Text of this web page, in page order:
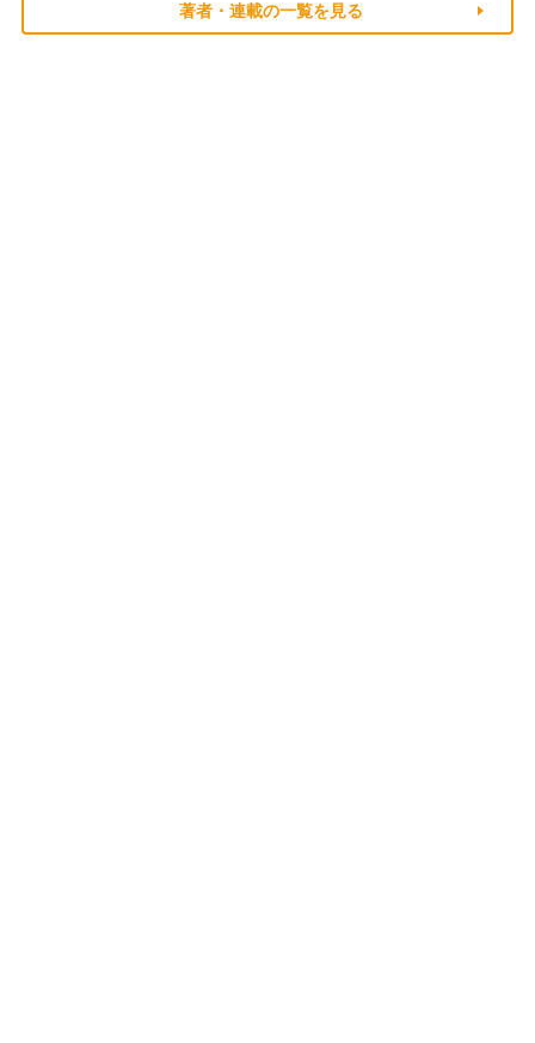
著者・連載の一覧を見る